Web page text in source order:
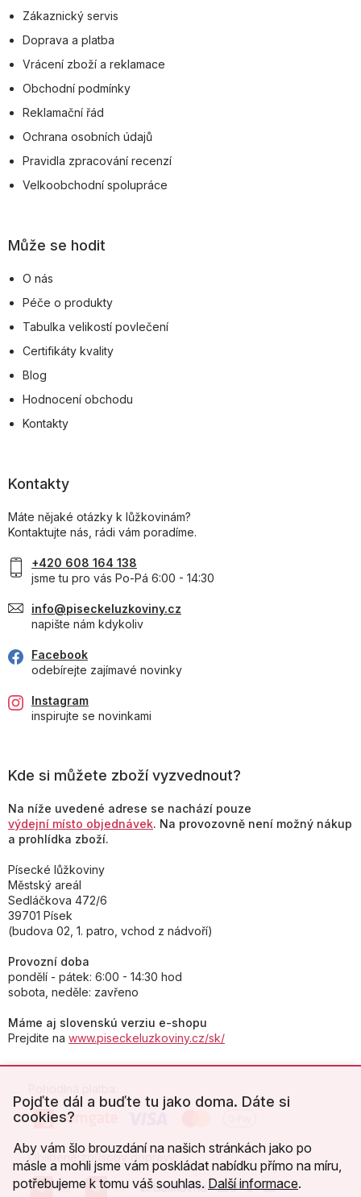
Pojďte dál a buďte tu jako doma. Dáte si
cookies?
Aby vám šlo brouzdání na našich stránkách jako po
másle a mohli jsme vám poskládat nabídku přímo na míru,
potřebujeme k tomu váš souhlas. Další informace.
Zákaznický servis
Doprava a platba
Vrácení zboží a reklamace
Obchodní podmínky
Reklamační řád
Ochrana osobních údajů
Pravidla zpracování recenzí
Velkoobchodní spolupráce
Může se hodit
O nás
Péče o produkty
Tabulka velikostí povlečení
Certifikáty kvality
Blog
Hodnocení obchodu
Kontakty
Kontakty
Máte nějaké otázky k lůžkovinám?
Kontaktujte nás, rádi vám poradíme.
+420 608 164 138
jsme tu pro vás Po-Pá 6:00 - 14:30
info@piseckeluzkoviny.cz
napište nám kdykoliv
Facebook
odebírejte zajímavé novinky
Instagram
inspirujte se novinkami
Kde si můžete zboží vyzvednout?
Na níže uvedené adrese se nachází pouze
výdejní místo objednávek. Na provozovně není možný nákup
a prohlídka zboží.
Písecké lůžkoviny
Městský areál
Sedláčkova 472/6
39701 Písek
(budova 02, 1. patro, vchod z nádvoří)
Provozní doba
pondělí - pátek: 6:00 - 14:30 hod
sobota, neděle: zavřeno
Máme aj slovenskú verziu e-shopu
Prejdite na www.piseckeluzkoviny.cz/sk/
Oblíbené způsoby dopravy: